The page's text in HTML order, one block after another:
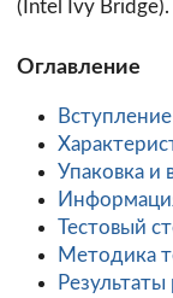
(Intel Ivy Bridge).
Оглавление
Вступление
Упаковка и
Тестовый
Методика
Результаты